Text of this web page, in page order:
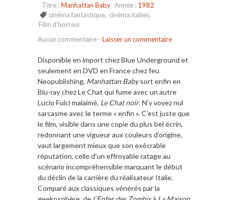
Titre :Manhattan Baby Année : 1982
cinéma fantastique, cinéma italien,
Film d'horreur
Aucun commentaire - Laisser un commentaire
Disponible en import chez Blue Underground et
seulement en DVD en France chez feu
Neopublishing, Manhattan Babysort enfin en
Blu-ray chez Le Chat qui fume avec un autre
Lucio Fulci malaimé, Le Chat noir. N’y voyez nul
sarcasme avec le terme « enfin ». C’est juste que
le film, visible dans une copie du plus bel écrin,
redonnant une vigueur aux couleurs d’origine,
vaut largement mieux que son exécrable
réputation, celle d’un effroyable ratage au
scénario incompréhensible marquant le début
du déclin de la carrière du réalisateur Italie.
Comparé aux classiques vénérés par la